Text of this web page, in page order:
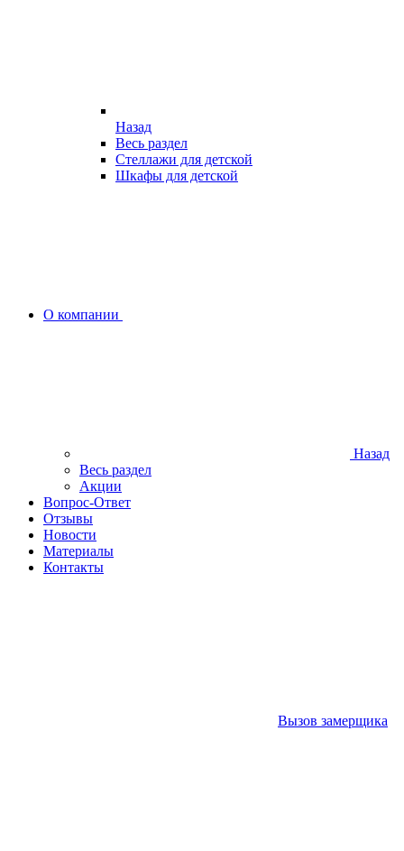
Назад
Весь раздел
Стеллажи для детской
Шкафы для детской
О компании
Назад
Весь раздел
Акции
Вопрос-Ответ
Отзывы
Новости
Материалы
Контакты
Вызов замерщика